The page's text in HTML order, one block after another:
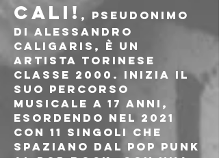
CALI! , pseudonimo
di Alessandro
Caligaris, è un
artista torinese
classe 2000. Inizia il
suo percorso
musicale a 17 anni,
esordendo nel 2021
con 11 singoli che
spaziano dal pop punk